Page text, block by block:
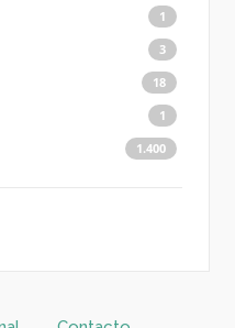
1
3
18
1
1.400